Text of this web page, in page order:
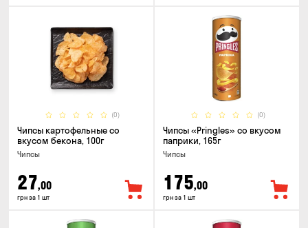
(0)
Чипсы картофельные со
вкусом бекона, 100г
Чипсы
27,00
грн за 1 шт
(0)
Чипсы «Pringles» со вкусом
паприки, 165г
Чипсы
175,00
грн за 1 шт